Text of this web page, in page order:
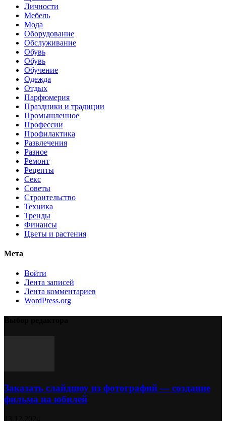
Личности
Мебель
Мода
Оборудование
Обслуживание
Обувь
Обувь
Обучение
Одежда
Отдых
Парфюмерия
Праздники и традиции
Промышленное
Профессии
Профилактика
Развлечения
Разное
Ремонт
Рецепты
Секс
Советы
Строительство
Техника
Тренды
Финансы
Цветы и растения
Мета
Войти
Лента записей
Лента комментариев
WordPress.org
Заказать слайдшоу из фотографий — создание
фильма на юбилей